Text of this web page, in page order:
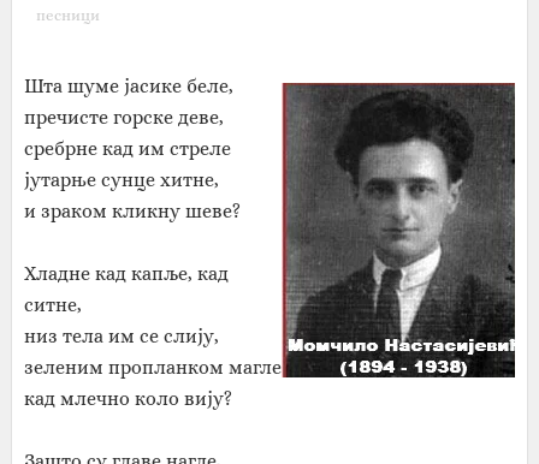
песници
Шта шуме јасике беле,
пречисте горске деве,
сребрне кад им стреле
јутарње сунце хитне,
и зраком кликну шеве?
Хладне кад капље, кад
ситне,
низ тела им се слију,
зеленим пропланком магле
кад млечно коло вију?